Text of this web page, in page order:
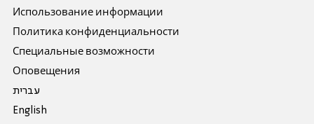
Использование информации
Политика конфиденциальности
Специальные возможности
Оповещения
עברית
English